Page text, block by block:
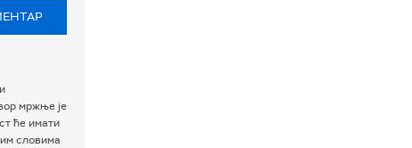
мржње је
ће имати
словима